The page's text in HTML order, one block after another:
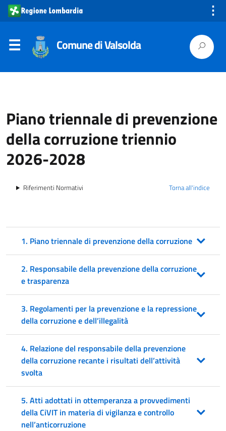
⋮
Comune di Valsolda
Piano triennale di prevenzione
della corruzione triennio
2026-2028
Torna all'indice
Riferimenti Normativi
1. Piano triennale di prevenzione della corruzione
2. Responsabile della prevenzione della corruzione
e trasparenza
3. Regolamenti per la prevenzione e la repressione
della corruzione e dell’illegalità
4. Relazione del responsabile della prevenzione
della corruzione recante i risultati dell’attività
svolta
5. Atti adottati in ottemperanza a provvedimenti
della CiVIT in materia di vigilanza e controllo
nell’anticorruzione